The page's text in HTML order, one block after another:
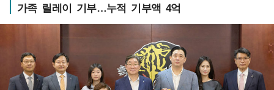
가족 릴레이 기부…누적 기부액 4억